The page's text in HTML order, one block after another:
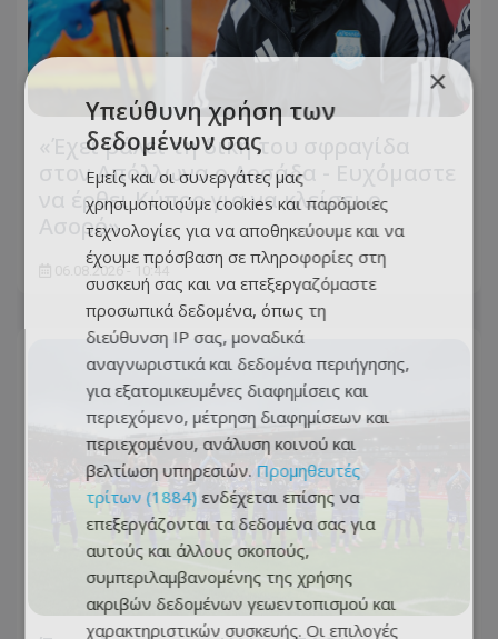
«Έχει βάλει τη δική του σφραγίδα
στον Απόλλωνα ο Λοσάδα - Ευχόμαστε
να έρθει Κύπρο για να κλείσει ο
Ασορό»
06.08.2026 - 10:44
×
Υπεύθυνη χρήση των
δεδομένων σας
Εμείς και οι συνεργάτες μας
χρησιμοποιούμε cookies και παρόμοιες
τεχνολογίες για να αποθηκεύουμε και να
έχουμε πρόσβαση σε πληροφορίες στη
συσκευή σας και να επεξεργαζόμαστε
προσωπικά δεδομένα, όπως τη
διεύθυνση IP σας, μοναδικά
αναγνωριστικά και δεδομένα περιήγησης,
για εξατομικευμένες διαφημίσεις και
περιεχόμενο, μέτρηση διαφημίσεων και
περιεχομένου, ανάλυση κοινού και
βελτίωση υπηρεσιών. Προμηθευτές
τρίτων (1884) ενδέχεται επίσης να
επεξεργάζονται τα δεδομένα σας για
αυτούς και άλλους σκοπούς,
συμπεριλαμβανομένης της χρήσης
ακριβών δεδομένων γεωεντοπισμού και
χαρακτηριστικών συσκευής. Οι επιλογές